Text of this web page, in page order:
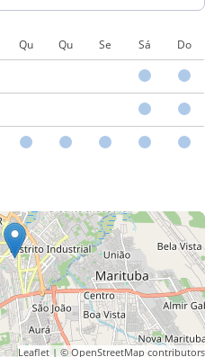
Qu Qu Se Sá Do
Leaflet| ©OpenStreetMap contributors